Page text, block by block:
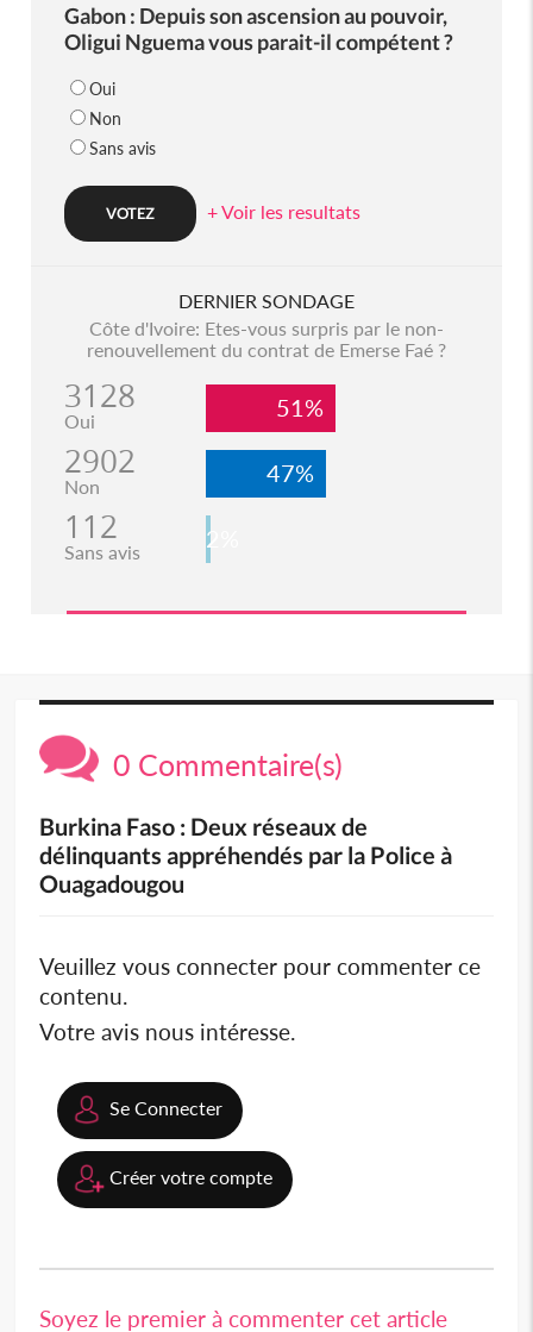
Gabon : Depuis son ascension au pouvoir,
Oligui Nguema vous parait-il compétent ?
Oui
Non
Sans avis
+ Voir les resultats
DERNIER SONDAGE
Côte d'Ivoire: Etes-vous surpris par le non-
renouvellement du contrat de Emerse Faé ?
3128
Oui 51%
2902
Non 47%
112
Sans avis 2%
0 Commentaire(s)
Burkina Faso : Deux réseaux de
délinquants appréhendés par la Police à
Ouagadougou
Veuillez vous connecter pour commenter ce
contenu.
Votre avis nous intéresse.
Se Connecter
Créer votre compte
Soyez le premier à commenter cet article